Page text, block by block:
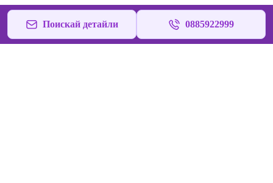
Поискай детайли 0885922999